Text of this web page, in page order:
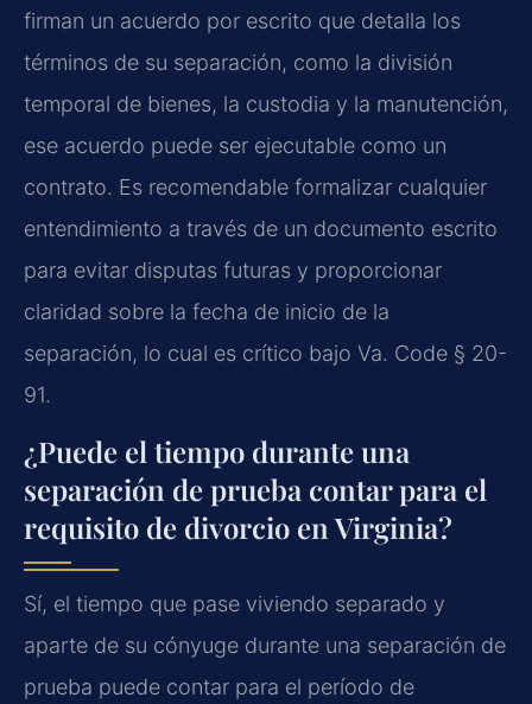
firman un acuerdo por escrito que detalla los
términos de su separación, como la división
temporal de bienes, la custodia y la manutención,
ese acuerdo puede ser ejecutable como un
contrato. Es recomendable formalizar cualquier
entendimiento a través de un documento escrito
para evitar disputas futuras y proporcionar
claridad sobre la fecha de inicio de la
separación, lo cual es crítico bajo Va. Code § 20-
91.
¿Puede el tiempo durante una
separación de prueba contar para el
requisito de divorcio en Virginia?
Sí, el tiempo que pase viviendo separado y
aparte de su cónyuge durante una separación de
prueba puede contar para el período de